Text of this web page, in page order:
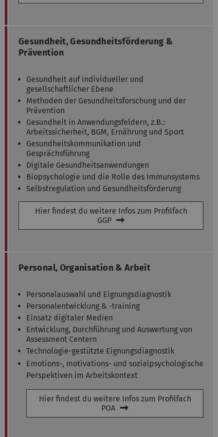
Gesundheit, Gesundheitsförderung &
Prävention
Gesundheit auf individueller und
gesellschaftlicher Ebene
Methoden der Gesundheitsforschung und der
Prävention
Gesundheit in Anwendungsfeldern, z.B.:
Arbeitssicherheit, BGM, Ernährung und Sport
Gesundheitskommunikation und
Gesprächsführung
Digitale Gesundheitsanwendungen
Biopsychologie und die Rolle des Immunsystems
Selbstregulation und Gesundheitsförderung
Hier findest du weitere Infos zum Profilfach
GGP
Personal, Organisation & Arbeit
Personalauswahl und Eignungsdiagnostik
Personalentwicklung & -training
Einsatz digitaler Medien
Entwicklung, Durchführung und Auswertung von
Assessment Centern
Technologie-gestützte Eignungsdiagnostik
Emotions-, motivations- und sozialpsychologische
Perspektiven im Arbeitskontext
Hier findest du weitere Infos zum Profilfach
POA